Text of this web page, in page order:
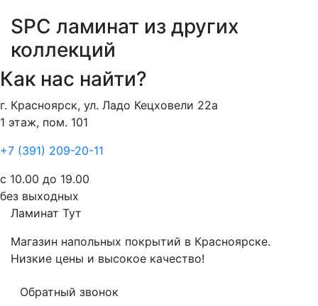
SPC ламинат из других
коллекций
Как нас найти?
г. Красноярск, ул. Ладо Кецховели 22а
1 этаж, пом. 101
+7 (391) 209-20-11
с 10.00 до 19.00
без выходных
Ламинат Тут
Магазин напольных покрытий в Красноярске.
Низкие цены и высокое качество!
Обратный звонок